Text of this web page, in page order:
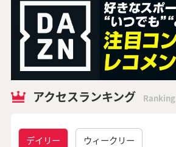
アクセスランキング Ranking
デイリー ウィークリー